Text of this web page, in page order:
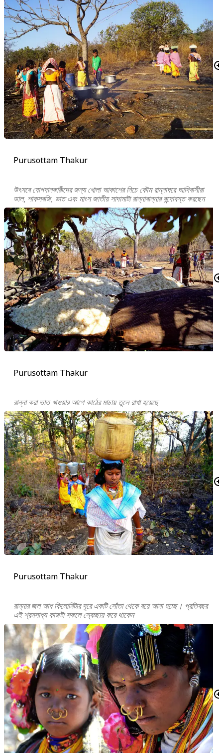
Purusottam Thakur
উৎসবে যোগদানকারীদের জন্য খোলা আকাশের নিচে কৌম রান্নাঘরে আদিবাসীরা
ডাল, শাকসবজি, ভাত এবং মাংস জাতীয় সাদামাটা রান্নাবান্নার বন্দোবস্ত করছেন
Purusottam Thakur
রান্না করা ভাত খাওয়ার আগে কাঠের মাচায় তুলে রাখা হয়েছে
Purusottam Thakur
রান্নার জল আধ কিলোমিটার দূরে একটি সোঁতা থেকে বয়ে আনা হচ্ছে। প্রতিবছর
এই শ্রমসাধ্য কাজটা সকলে স্বেচ্ছায় করে থাকেন